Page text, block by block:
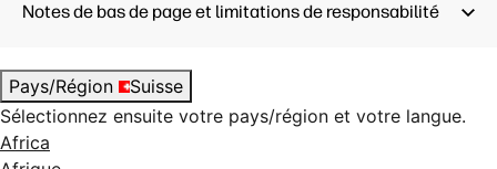
Notes de bas de page et limitations de responsabilité
Pays/Région
Suisse
Sélectionnez ensuite votre pays/région et votre langue.
Africa